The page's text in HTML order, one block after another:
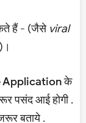
हैं - (जैसे viral
Applicationके
पसंद आई होगी .
बताये .